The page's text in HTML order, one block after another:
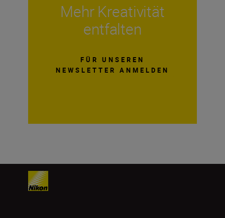
Mehr Kreativität
entfalten
FÜR UNSEREN
NEWSLETTER ANMELDEN